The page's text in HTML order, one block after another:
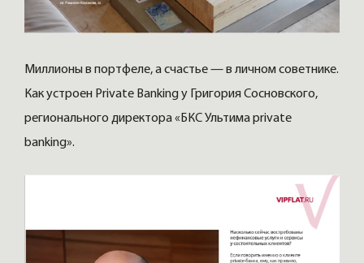
Миллионы в портфеле, а счастье — в личном советнике.
Как устроен Private Banking у Григория Сосновского,
регионального директора «БКС Ультима private
banking».